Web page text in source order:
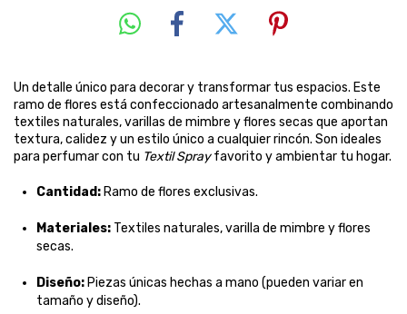
Un detalle único para decorar y transformar tus espacios. Este
ramo de flores está confeccionado artesanalmente combinando
textiles naturales, varillas de mimbre y flores secas que aportan
textura, calidez y un estilo único a cualquier rincón. Son ideales
para perfumar con tu Textil Sprayfavorito y ambientar tu hogar.
Cantidad:Ramo de flores exclusivas.
Materiales: Textiles naturales, varilla de mimbre y flores
secas.
Diseño:Piezas únicas hechas a mano (pueden variar en
tamaño y diseño).